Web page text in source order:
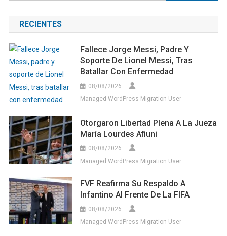
RECIENTES
Fallece Jorge Messi, Padre Y
Soporte De Lionel Messi, Tras
Batallar Con Enfermedad
08/08/2026
Managed WordPress Migration User
Otorgaron Libertad Plena A La Jueza
María Lourdes Afiuni
08/08/2026
Managed WordPress Migration User
FVF Reafirma Su Respaldo A
Infantino Al Frente De La FIFA
08/08/2026
Managed WordPress Migration User